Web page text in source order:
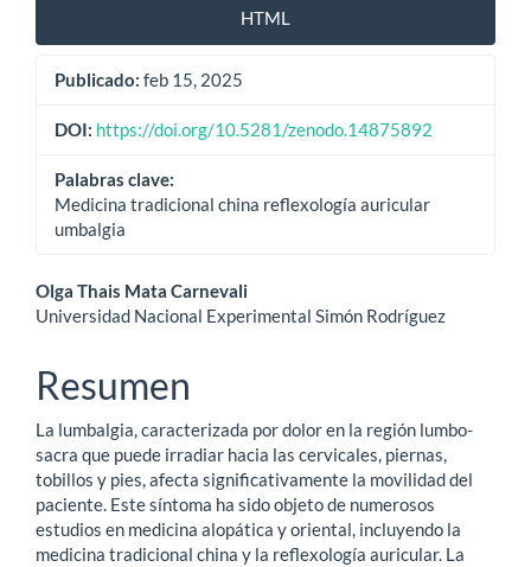
HTML
Publicado: feb 15, 2025
DOI: https://doi.org/10.5281/zenodo.14875892
Palabras clave:
Medicina tradicional china reflexología auricular
umbalgia
Contenido
del
artículo
Olga Thais Mata Carnevali
Universidad Nacional Experimental Simón Rodríguez
Resumen
La lumbalgia, caracterizada por dolor en la región lumbo-
sacra que puede irradiar hacia las cervicales, piernas,
tobillos y pies, afecta significativamente la movilidad del
paciente. Este síntoma ha sido objeto de numerosos
estudios en medicina alopática y oriental, incluyendo la
medicina tradicional china y la reflexología auricular. La